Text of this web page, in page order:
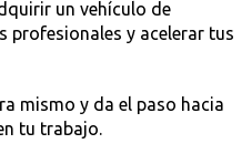
un vehículo de
profesionales y acelerar tus
mismo y da el paso hacia
tu trabajo.